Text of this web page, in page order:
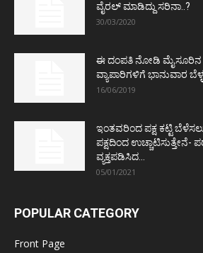
ವೈರಲ್ ಮಾಡಿದ್ದು ಸರಿನಾ..?
30/03/2020
ಈ ದಂಪತಿ ನೋಡಿ ಮೈಸೂರಿನ
ವ್ಯಾಪಾರಿಗಳಿಗೆ ಭಾನುವಾರ
16/06/2019
ಇಂತವರಿಂದ ಪಕ್ಷ ಕಟ್ಟಿ
ಪಕ್ಷದಿಂದ ಉಚ್ಚಾಟಿಸುತ್ತೇನೆ-
ವ್ಯಕ್ತಪಡಿಸಿದ...
05/01/2021
POPULAR CATEGORY
Front Page